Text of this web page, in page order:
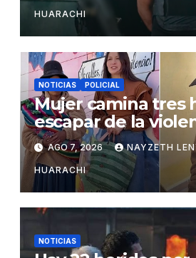
HUARACHI
NOTICIAS POLICIAL
Mujer camina tres
escapar de la
Potosí
AGO 7, 2026 NAYZETH
HUARACHI
NOTICIAS